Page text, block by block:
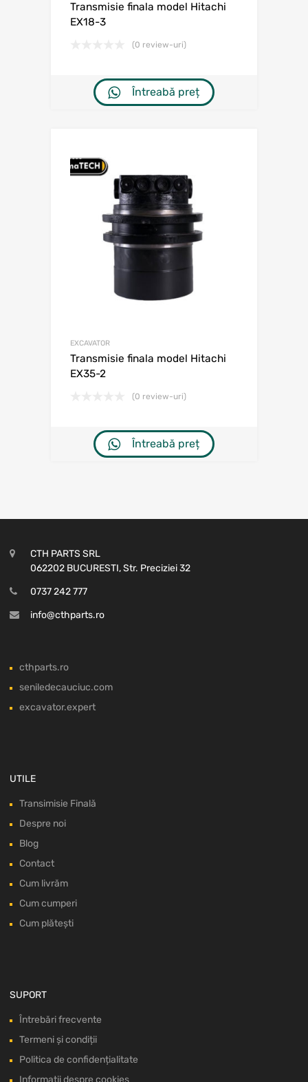
Transmisie finala model Hitachi
EX18-3
(0 review-uri)
Întreabă preț
EXCAVATOR
Transmisie finala model Hitachi
EX35-2
(0 review-uri)
Întreabă preț
CTH PARTS SRL
062202 BUCURESTI, Str. Preciziei 32
0737 242 777
info@cthparts.ro
cthparts.ro
seniledecauciuc.com
excavator.expert
UTILE
Transimisie Finală
Despre noi
Blog
Contact
Cum livrăm
Cum cumperi
Cum plătești
SUPORT
Întrebări frecvente
Termeni și condiții
Politica de confidențialitate